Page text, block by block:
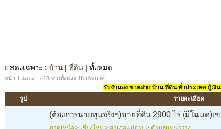
แสดงเฉพาะ : บ้าน | ที่ดิน | ทั้งหมด
หน้า 1 แสดง 1 - 18 จากทั้งหมด 18 ประกาศ
รับจำนอง ขายฝาก บ้าน ที่ดิน ทั่วประเทศ กู้เงิ
รูป รายละเอียด
(ต้องการนายทุนจริงๆ)ขายที่ดิน 2900 ไร่ (มีโฉนด)เ
ภาคเหนือ > เชียงใหม่ > อำเภอแม่อาย > ตำบลแม่นาวาง